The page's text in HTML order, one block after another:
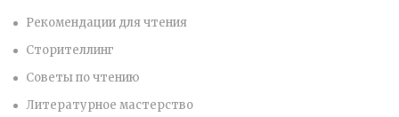
Рекомендации для чтения
Сторителлинг
Советы по чтению
Литературное мастерство